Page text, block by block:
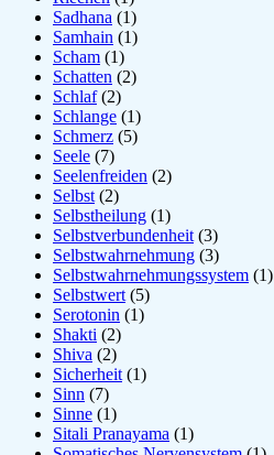
Sadhana (1)
Samhain (1)
Scham (1)
Schatten (2)
Schlaf(2)
Schlange (1)
Schmerz (5)
Seele (7)
Seelenfreiden (2)
Selbst (2)
Selbstheilung (1)
Selbstverbundenheit (3)
Selbstwahrnehmung (3)
Selbstwahrnehmungssystem (1)
Selbstwert (5)
Serotonin (1)
Shakti (2)
Shiva (2)
Sicherheit (1)
Sinn (7)
Sinne (1)
Sitali Pranayama (1)